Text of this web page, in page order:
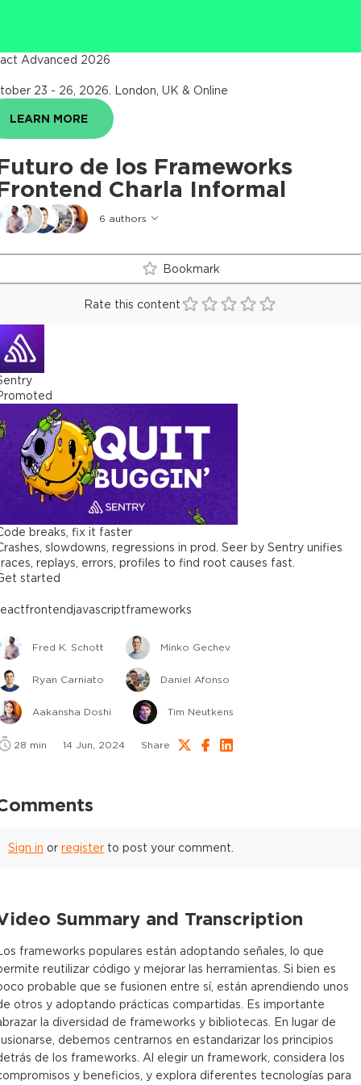
de los Frameworks
Charla Informal
6 authors
Advanced 2026
23 - 26, 2026 London, UK & Online
LEARN MORE
Bookmark
Rate this content
breaks, fix it faster
slowdowns, regressions in prod. Seer by Sentry unifies
replays, errors, profiles to find root causes fast.
started
frontendjavascriptframeworks
Fred K. Schott Minko Gechev
Ryan Carniato Daniel Afonso
Aakansha Doshi Tim Neutkens
28 min 14 Jun, 2024 Share
Sign in or register to post your comment.
Summary and Transcription
frameworks populares están adoptando señales, lo que
reutilizar código y mejorar las herramientas. Si bien es
probable que se fusionen entre sí, están aprendiendo unos
otros y adoptando prácticas compartidas. Es importante
la diversidad de frameworks y bibliotecas. En lugar de
debemos centrarnos en estandarizar los principios
de los frameworks. Al elegir un framework, considera los
y beneficios, y explora diferentes tecnologías para